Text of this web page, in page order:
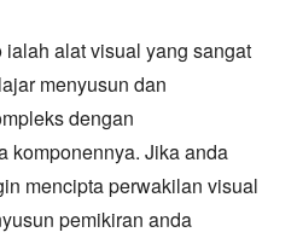
ialah alat visual yang sangat
menyusun dan
dengan
komponennya. Jika anda
mencipta perwakilan visual
pemikiran anda